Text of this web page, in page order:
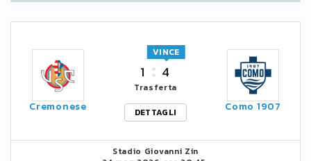
Cremonese
1 4
VINCE
Trasferta
DETTAGLI
Como 1907
Stadio Giovanni Zin